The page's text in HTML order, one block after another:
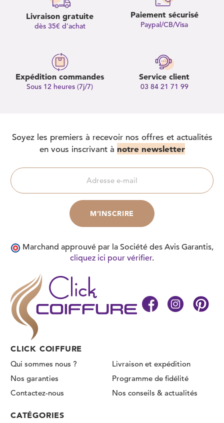
Livraison gratuite
dès 35€ d’achat
Paiement sécurisé
Paypal/CB/Visa
Expédition commandes
Sous 12 heures (7j/7)
Service client
03 84 21 71 99
CLICK COIFFURE
Qui sommes nous ?
Livraison et expédition
Nos garanties
Programme de fidélité
Contactez-nous
Nos conseils & actualités
CATÉGORIES
Soyez les premiers à recevoir nos offres et actualités
en vous inscrivant à notre newsletter
Marchand approuvé par la Société des Avis Garantis,
cliquez ici pour vérifier.